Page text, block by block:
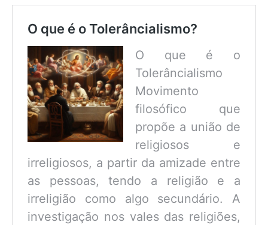
O que é o Tolerâncialismo?
O que é o
Tolerâncialismo
Movimento
filosófico que
propõe a união de
religiosos e
irreligiosos, a partir da amizade entre
as pessoas, tendo a religião e a
irreligião como algo secundário. A
investigação nos vales das religiões,